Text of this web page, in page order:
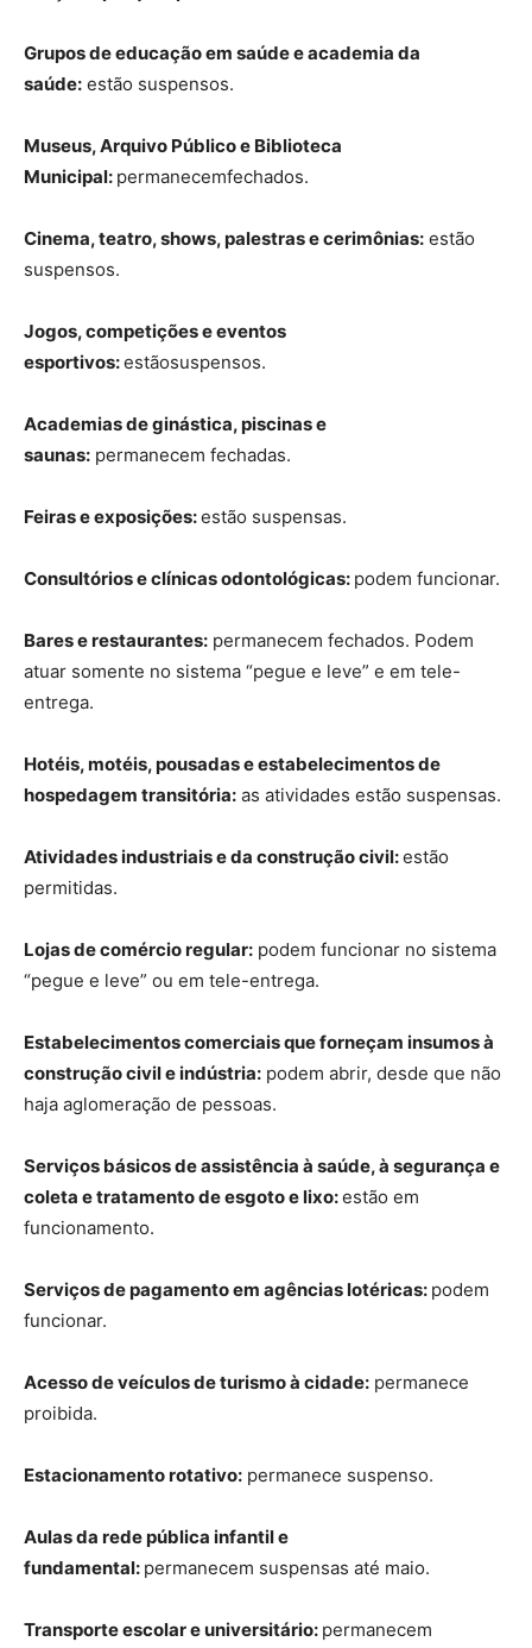
Grupos de educação em saúde e academia da
saúde: estão suspensos.
Museus, Arquivo Público e Biblioteca
Municipal: permanecemfechados.
Cinema, teatro, shows, palestras e cerimônias: estão
suspensos.
Jogos, competições e eventos
esportivos:estãosuspensos.
Academias de ginástica, piscinas e
saunas: permanecem fechadas.
Feiras e exposições:estão suspensas.
Consultórios e clínicas odontológicas: podem funcionar.
Bares e restaurantes: permanecem fechados. Podem
atuar somente no sistema “pegue e leve” e em tele-
entrega.
Hotéis, motéis, pousadas e estabelecimentos de
hospedagem transitória: as atividades estão suspensas.
Atividades industriais e da construção civil:estão
permitidas.
Lojas de comércio regular: podem funcionar no sistema
“pegue e leve” ou em tele-entrega.
Estabelecimentos comerciais que forneçam insumos à
construção civil e indústria: podem abrir, desde que não
haja aglomeração de pessoas.
Serviços básicos de assistência à saúde, à segurança e
coleta e tratamento de esgoto e lixo:estão em
funcionamento.
Serviços de pagamento em agências lotéricas: podem
funcionar.
Acesso de veículos de turismo à cidade: permanece
proibida.
Estacionamento rotativo: permanece suspenso.
Aulas da rede pública infantil e
fundamental: permanecem suspensas até maio.
Transporte escolar e universitário: permanecem